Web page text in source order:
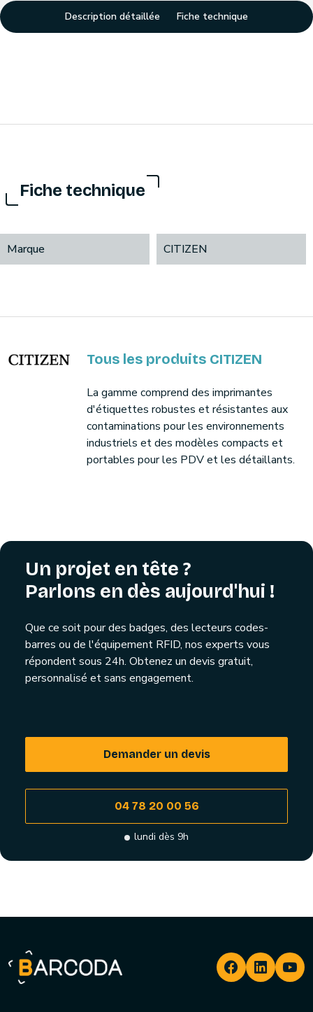
Description détaillée Fiche technique
Fiche technique
Marque CITIZEN
Tous les produits CITIZEN
La gamme comprend des imprimantes
d'étiquettes robustes et résistantes aux
contaminations pour les environnements
industriels et des modèles compacts et
portables pour les PDV et les détaillants.
Un projet en tête ?
Parlons en dès aujourd'hui !
Que ce soit pour des badges, des lecteurs codes-
barres ou de l'équipement RFID, nos experts vous
répondent sous 24h. Obtenez un devis gratuit,
personnalisé et sans engagement.
Demander un devis
04 78 20 00 56
lundi dès 9h